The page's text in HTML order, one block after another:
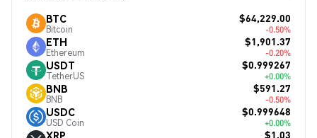
BTC
Bitcoin
$64,229.00
-0.50%
ETH
Ethereum
$1,901.37
-0.20%
USDT
TetherUS
$0.999267
+0.00%
BNB
BNB
$591.27
-0.50%
USDC
USD Coin
$0.999648
+0.00%
XRP $1.03